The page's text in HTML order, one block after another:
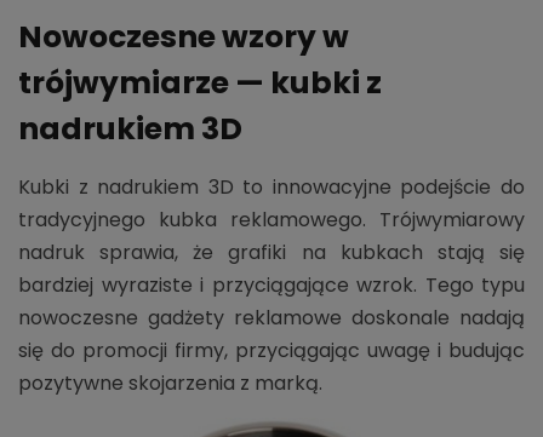
Nowoczesne wzory w
trójwymiarze — kubki z
nadrukiem 3D
Kubki z nadrukiem 3D to innowacyjne podejście do
tradycyjnego kubka reklamowego. Trójwymiarowy
nadruk sprawia, że grafiki na kubkach stają się
bardziej wyraziste i przyciągające wzrok. Tego typu
nowoczesne gadżety reklamowe doskonale nadają
się do promocji firmy, przyciągając uwagę i budując
pozytywne skojarzenia z marką.